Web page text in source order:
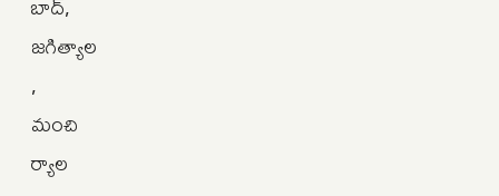
జగిత్యాల
,
మంచి
ర్యాల